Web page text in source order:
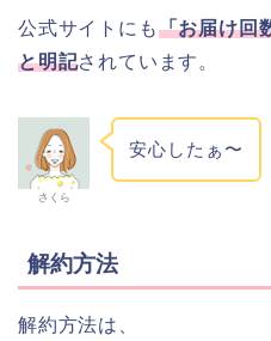
公式サイトにも「お届け回
と明記されています。
さくら
安心したぁ〜
解約方法
解約方法は、